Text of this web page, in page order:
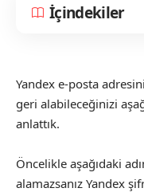
İçindekiler
Yandex e-posta
geri alabileceğinizi
anlattık.
Öncelikle aşağıdaki
alamazsanız Yandex